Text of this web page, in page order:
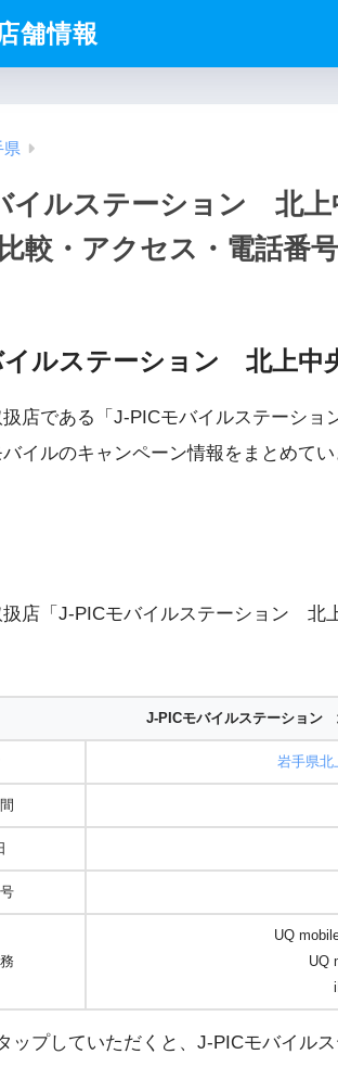
舗情報
県
イルステーション 北上
較・アクセス・電話番号
イルステーション 北上中
扱店である「J-PICモバイルステーシ
イルのキャンペーン情報をまとめてい
扱店「J-PICモバイルステーション 北
J-PICモバイルステーション
岩手県北
UQ
UQ
ップしていただくと、J-PICモバイル